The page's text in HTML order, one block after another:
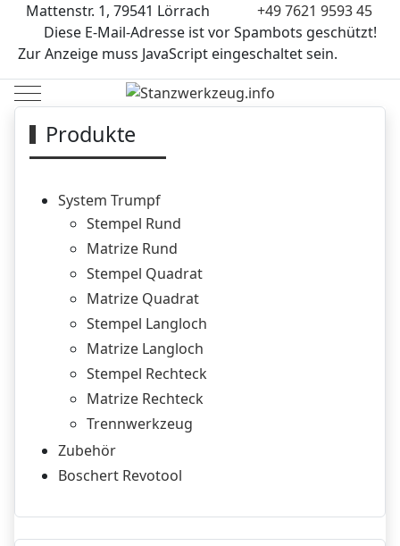
Mattenstr. 1, 79541 Lörrach
+49 7621 9593 45
Diese E-Mail-Adresse ist vor Spambots geschützt!
Zur Anzeige muss JavaScript eingeschaltet sein.
Mobile Menu Toggle
Produkte
System Trumpf
Stempel Rund
Matrize Rund
Stempel Quadrat
Matrize Quadrat
Stempel Langloch
Matrize Langloch
Stempel Rechteck
Matrize Rechteck
Trennwerkzeug
Zubehör
Boschert Revotool